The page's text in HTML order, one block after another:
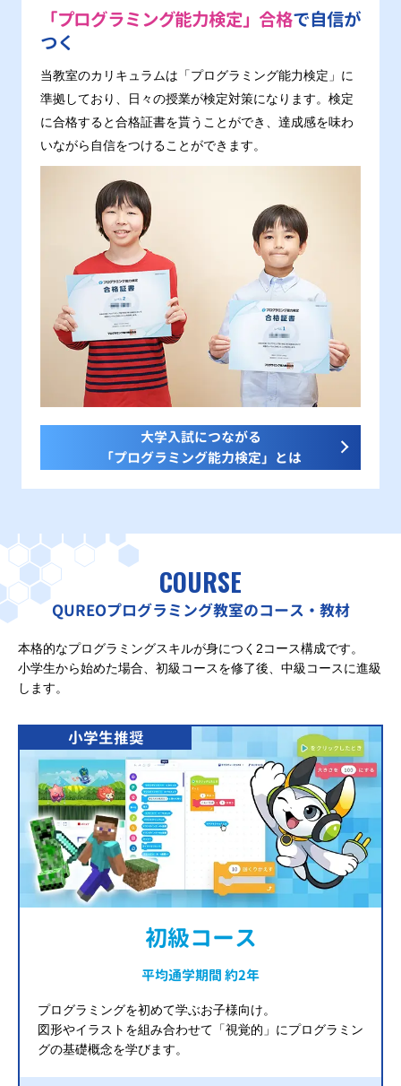
「プログラミング能力検定」合格で自信が
つく
当教室のカリキュラムは「プログラミング能力検定」に
準拠しており、日々の授業が検定対策になります。検定
に合格すると合格証書を貰うことができ、達成感を味わ
いながら自信をつけることができます。
大学入試につながる
「プログラミング能力検定」とは
COURSE
QUREOプログラミング教室のコース・教材
本格的なプログラミングスキルが身につく2コース構成です。
小学生から始めた場合、初級コースを修了後、中級コースに進級
します。
小学生推奨
初級コース
平均通学期間 約2年
プログラミングを初めて学ぶお子様向け。
図形やイラストを組み合わせて「視覚的」にプログラミン
グの基礎概念を学びます。